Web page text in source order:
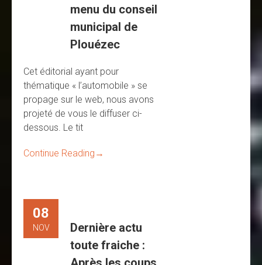
menu du conseil
municipal de
Plouézec
Cet éditorial ayant pour
thématique « l’automobile » se
propage sur le web, nous avons
projeté de vous le diffuser ci-
dessous. Le tit
Continue Reading →
08
NOV
Dernière actu
toute fraiche :